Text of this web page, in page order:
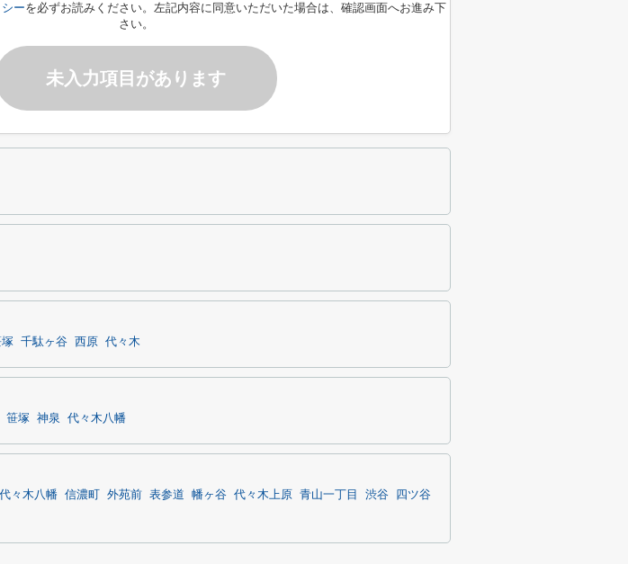
ーを必ずお読みください。左記内容に同意いただいた場合は、確認画面へお進み下
さい。
未入力項目があります
千駄ヶ谷 西原 代々木
笹塚 神泉 代々木八幡
代々木八幡 信濃町 外苑前 表参道 幡ヶ谷 代々木上原 青山一丁目 渋谷
四ツ谷